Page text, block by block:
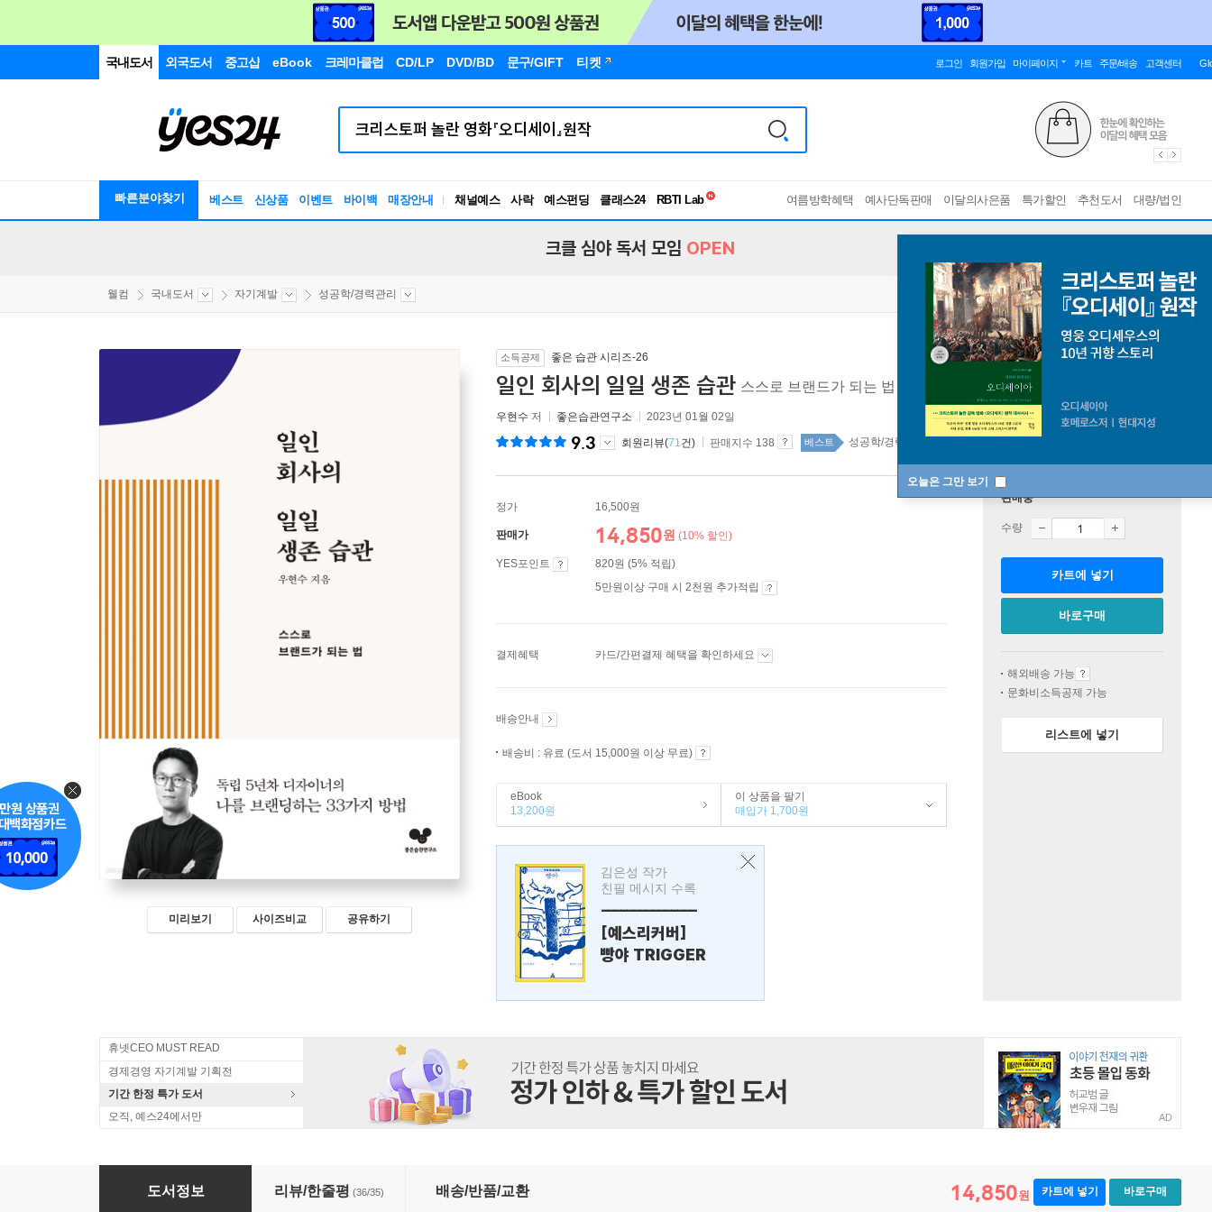
국내도서 외국도서 중고샵 eBook 크레마클럽 CD/LP DVD/BD 문구/GIFT 티켓 로그인 회원가입 마이페이지 카트 주문/배송 고객센터
빠른분야찾기 베스트 신상품 이벤트 바이백 매장안내 채널예스 사락 예스펀딩 클래스24
RBTI Lab
독서유형검사
여름방학혜택 예사단독판매 이달의사은품 특가할인 추천도서 대량/법인
오늘은 그만 보기
크클 심야 독서 모임 OPEN
웰컴 국내도서 자기계발 성공학/경력관리
미리보기 사이즈비교 공유하기
소득공제 좋은 습관 시리즈-26
일인 회사의 일일 생존 습관 스스로 브랜드가 되는 법
우현수 저 좋은습관연구소 2023년 01월 02일
9.3 회원리뷰(71건) 판매지수 138 베스트 성공학/경력관리 top100 3주
정가 16,500원
판매가 14,850원 (10% 할인)
YES포인트
820원 (5% 적립)
5만원이상 구매 시 2천원 추가적립
결제혜택 카드/간편결제 혜택을 확인하세요
배송안내
배송비 : 유료 (도서 15,000원 이상 무료)
eBook
13,200원
이 상품을 팔기
매입가 1,700원
김은성 작가
친필 메시지 수록
---------------
[예스리커버]
빵야 TRIGGER
판매중
수량
카트에 넣기
바로구매
해외배송 가능
문화비소득공제 가능
리스트에 넣기
휴넷CEO MUST READ
경제경영 자기계발 기획전
기간 한정 특가 도서
오직, 예스24에서만
AD
일인 회사의 일일 생존 습관
도서정보 리뷰/한줄평 (36/35) 배송/반품/교환 14,850원 카트에 넣기 바로구매